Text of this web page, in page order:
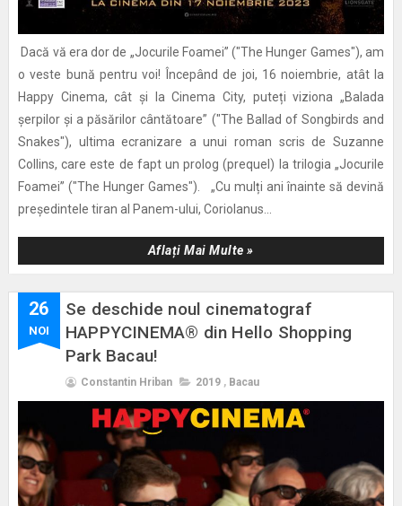
Dacă vă era dor de „Jocurile Foamei” ("The Hunger Games"), am
o veste bună pentru voi! Începând de joi, 16 noiembrie, atât la
Happy Cinema, cât și la Cinema City, puteți viziona „Balada
șerpilor și a păsărilor cântătoare” ("The Ballad of Songbirds and
Snakes"), ultima ecranizare a unui roman scris de Suzanne
Collins, care este de fapt un prolog (prequel) la trilogia „Jocurile
Foamei” ("The Hunger Games"). „Cu mulți ani înainte să devină
președintele tiran al Panem-ului, Coriolanus...
Aflați Mai Multe »
26
NOI
Se deschide noul cinematograf
HAPPYCINEMA® din Hello Shopping
Park Bacau!
Constantin Hriban 2019 , Bacau